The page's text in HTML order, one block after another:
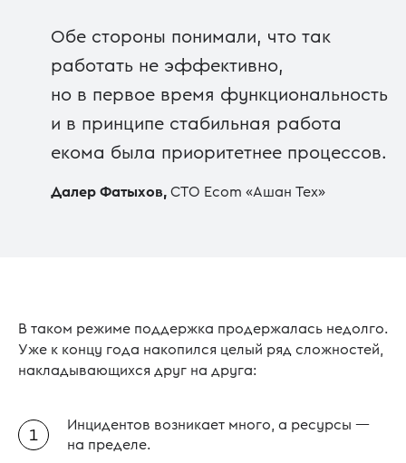
Обе стороны понимали, что так
работать не эффективно,
но в первое время функциональность
и в принципе стабильная работа
екома была приоритетнее процессов.
Далер Фатыхов, CTO Ecom «Ашан Тех»
В таком режиме поддержка продержалась недолго.
Уже к концу года накопился целый ряд сложностей,
накладывающихся друг на друга:
Инцидентов возникает много, а ресурсы —
на пределе.